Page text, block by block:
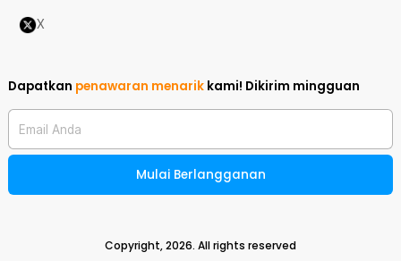
X
Dapatkan penawaran menarik kami! Dikirim mingguan
Email Anda
Mulai Berlangganan
Copyright,2026. All rights reserved